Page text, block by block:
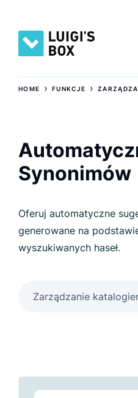
HOME ›FUNKCJE ›
Synonimów
Oferuj automatyczne
generowane na
wyszukiwanych haseł.
Zarządzanie